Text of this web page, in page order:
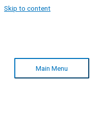
Skip to content
Main Menu